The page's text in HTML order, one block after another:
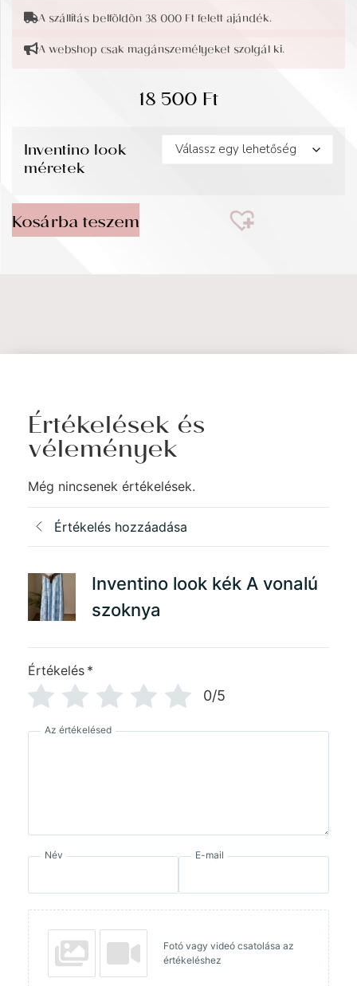
A szállítás belföldön 38 000 Ft felett ajándék.
A webshop csak magánszemélyeket szolgál ki.
18 500Ft
Inventino look
méretek
Kosárba teszem
Értékelések és
vélemények
Még nincsenek értékelések.
Értékelés hozzáadása
Inventino look kék A vonalú
szoknya
Értékelés *
0/5
Az értékelésed
Név E-mail
Fotó vagy videó csatolása az
értékeléshez